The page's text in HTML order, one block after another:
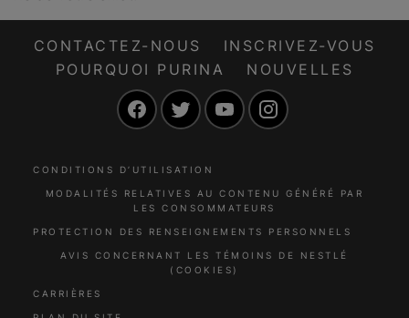
CONTACTEZ-NOUS
INSCRIVEZ-VOUS
POURQUOI PURINA
NOUVELLES
FacebookTwitter YouTube
CONDITIONS D’UTILISATION
MODALITÉS RELATIVES AU CONTENU GÉNÉRÉ PAR
LES CONSOMMATEURS
PROTECTION DES RENSEIGNEMENTS PERSONNELS
AVIS CONCERNANT LES TÉMOINS DE NESTLÉ
(COOKIES)
CARRIÈRES